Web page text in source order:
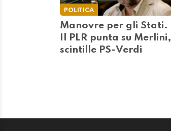
POLITICA
Manovre per gli Stati.
Il PLR punta su Merlini,
scintille PS-Verdi